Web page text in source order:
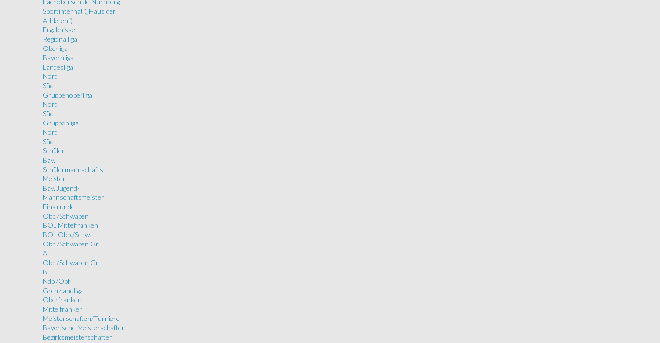
Fachoberschule Nürnberg
Sportinternat („Haus der
Athleten“)
Ergebnisse
Regionalliga
Oberliga
Bayernliga
Landesliga
Nord
Süd
Gruppenoberliga
Nord
Süd
Gruppenliga
Nord
Süd
Schüler
Bay.
Schülermannschafts
Meister
Bay. Jugend-
Mannschaftsmeister
Finalrunde
Obb./Schwaben
BOL Mittelfranken
BOL Obb./Schw.
Obb./Schwaben Gr.
A
Obb./Schwaben Gr.
B
Ndb./Opf.
Grenzlandliga
Oberfranken
Mittelfranken
Meisterschaften/Turniere
Bayerische Meisterschaften
Bezirksmeisterschaften